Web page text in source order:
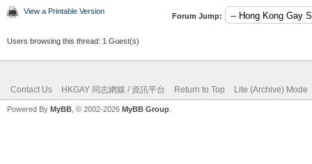
View a Printable Version
Forum Jump:
Users browsing this thread: 1 Guest(s)
Contact Us HKGAY 同志網媒 / 資訊平台 Return to Top Lite (Archive) Mode
Powered By MyBB , © 2002-2026 MyBB Group